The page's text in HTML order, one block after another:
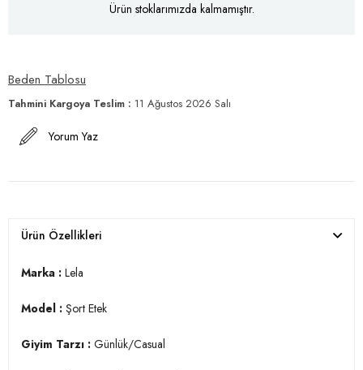
Ürün stoklarımızda kalmamıştır.
Beden Tablosu
Tahmini Kargoya Teslim : 11 Ağustos 2026 Salı
Yorum Yaz
Ürün Özellikleri
Marka : Lela
Model : Şort Etek
Giyim Tarzı : Günlük/Casual